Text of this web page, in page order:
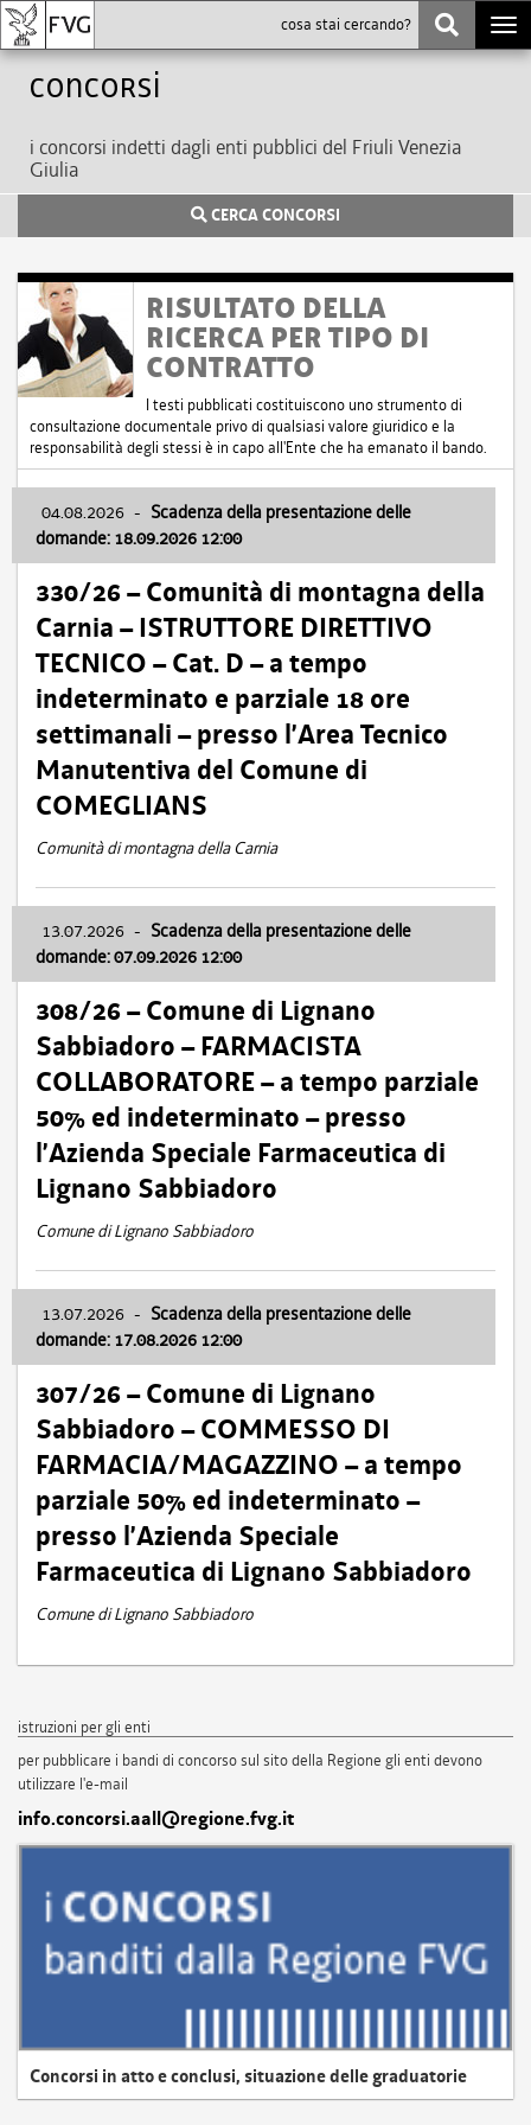
Concorsi
i concorsi indetti dagli enti pubblici del Friuli Venezia
Giulia
CERCA CONCORSI
RISULTATO DELLA
RICERCA PER TIPO DI
CONTRATTO
I testi pubblicati costituiscono uno strumento di
consultazione documentale privo di qualsiasi valore giuridico e la
responsabilità degli stessi è in capo all'Ente che ha emanato il bando.
04.08.2026 - Scadenza della presentazione delle
domande: 18.09.2026 12:00
330/26 – Comunità di montagna della
Carnia – ISTRUTTORE DIRETTIVO
TECNICO – Cat. D – a tempo
indeterminato e parziale 18 ore
settimanali – presso l’Area Tecnico
Manutentiva del Comune di
COMEGLIANS
Comunità di montagna della Carnia
13.07.2026 - Scadenza della presentazione delle
domande: 07.09.2026 12:00
308/26 – Comune di Lignano
Sabbiadoro – FARMACISTA
COLLABORATORE – a tempo parziale
50% ed indeterminato – presso
l’Azienda Speciale Farmaceutica di
Lignano Sabbiadoro
Comune di Lignano Sabbiadoro
13.07.2026 - Scadenza della presentazione delle
domande: 17.08.2026 12:00
307/26 – Comune di Lignano
Sabbiadoro – COMMESSO DI
FARMACIA/MAGAZZINO – a tempo
parziale 50% ed indeterminato –
presso l’Azienda Speciale
Farmaceutica di Lignano Sabbiadoro
Comune di Lignano Sabbiadoro
istruzioni per gli enti
per pubblicare i bandi di concorso sul sito della Regione gli enti devono
utilizzare l'e-mail
info.concorsi.aall@regione.fvg.it
Concorsi in atto e conclusi, situazione delle graduatorie